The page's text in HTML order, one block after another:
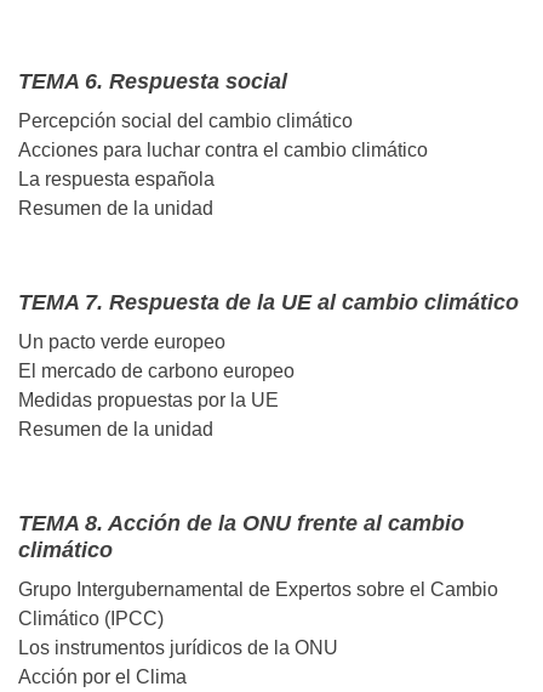
TEMA 6. Respuesta social
Percepción social del cambio climático
Acciones para luchar contra el cambio climático
La respuesta española
Resumen de la unidad
TEMA 7. Respuesta de la UE al cambio climático
Un pacto verde europeo
El mercado de carbono europeo
Medidas propuestas por la UE
Resumen de la unidad
TEMA 8. Acción de la ONU frente al cambio
climático
Grupo Intergubernamental de Expertos sobre el Cambio
Climático (IPCC)
Los instrumentos jurídicos de la ONU
Acción por el Clima